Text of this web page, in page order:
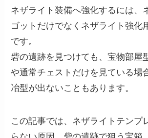
ネザライト装備へ強化するには、
ゴットだけでなくネザライト強化
です。
砦の遺跡を見つけても、宝物部屋
や通常チェストだけを見ている場
冶型が出ないこともあります。
この記事では、ネザライトテンプ